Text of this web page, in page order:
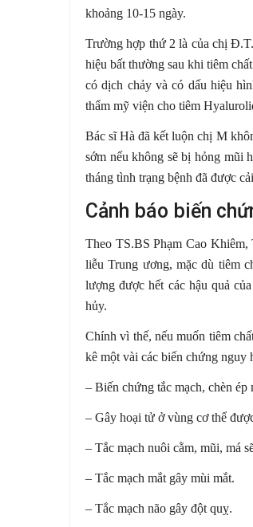
khoảng 10-15 ngày.
Trường hợp thứ 2 là của chị
hiệu bất thường sau khi tiêm
có dịch chảy và có dấu hiệu
thẩm mỹ viện cho tiêm
Bác sĩ Hà đã kết luộn chị M
sớm nếu không sẽ bị hỏng mũi
tháng tình trạng bệnh đã được
Cảnh báo biến
Theo TS.BS Phạm Cao
liễu Trung ương, mặc dù tiêm
lượng được hết các hậu quả
hủy.
Chính vì thế, nếu muốn tiêm
kê một vài các biến chứng nguy
– Biến chứng tắc mạch, chèn ép
– Gây hoại tử ở vùng cơ thể
– Tắc mạch nuôi cằm, mũi, má
– Tắc mạch mắt gây mùi mắt.
– Tắc mạch não gây đột quỵ.